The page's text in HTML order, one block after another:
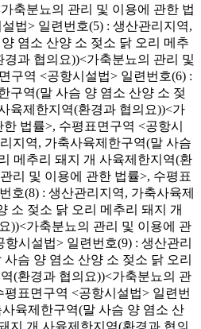
축분뇨의 관리 및 이용에 관한 법
법> 일련번호(5) : 생산관리지역,
염소 산양 소 젖소 닭 오리 메추
과 협의요))<가축분뇨의 관리 및
구역 <공항시설법> 일련번호(6) :
구역(말 사슴 양 염소 산양 소 젖
육제한지역(환경과 협의요))<가
법률>, 수평표면구역 <공항시
지역, 가축사육제한구역(말 사슴
메추리 돼지 개 사육제한지역(환
리 및 이용에 관한 법률>, 수평표
호(8) : 생산관리지역, 가축사육제
소 젖소 닭 오리 메추리 돼지 개
))<가축분뇨의 관리 및 이용에 관
시설법> 일련번호(9) : 생산관리
슴 양 염소 산양 소 젖소 닭 오리
(환경과 협의요))<가축분뇨의 관
표면구역 <공항시설법> 일련번
육제한구역(말 사슴 양 염소 산
지 개 사육제한지역(환경과 협의